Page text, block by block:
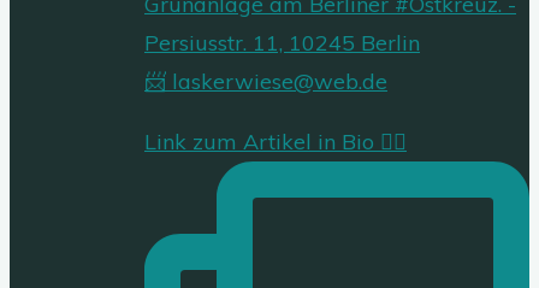
Persiusstr. 11, 10245 Berlin
📨 laskerwiese@web.de
Link zum Artikel in Bio 👍🏻